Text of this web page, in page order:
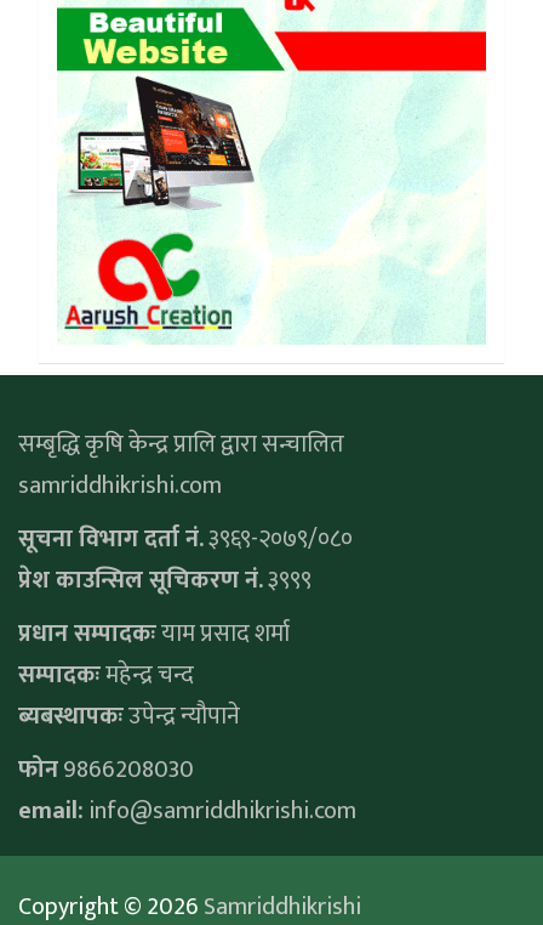
सम्बृद्धि कृषि केन्द्र प्रालि द्वारा सन्चालित
samriddhikrishi.com
सूचना विभाग दर्ता नं.३९६९-२०७९/०८०
प्रेश काउन्सिल सूचिकरण नं.३९९९
प्रधान सम्पादकःयाम प्रसाद शर्मा
सम्पादकःमहेन्द्र चन्द
ब्यबस्थापकःउपेन्द्र न्यौपाने
फोन9866208030
email: info@samriddhikrishi.com
Copyright © 2026Samriddhikrishi